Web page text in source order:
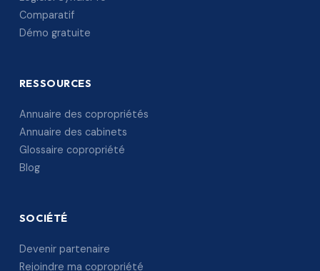
Comparatif
Démo gratuite
RESSOURCES
Annuaire des copropriétés
Annuaire des cabinets
Glossaire copropriété
Blog
SOCIÉTÉ
Devenir partenaire
Rejoindre ma copropriété